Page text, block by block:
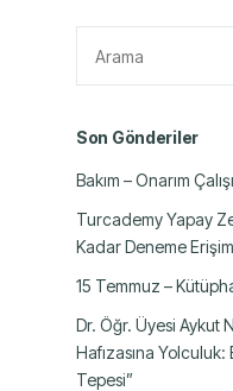
Son Gönderiler
Bakım – Onarım
Turcademy Yapay
Kadar Deneme
15 Temmuz –
Dr. Öğr. Üyesi Aykut
Hafızasına Yolculuk:
Tepesi”